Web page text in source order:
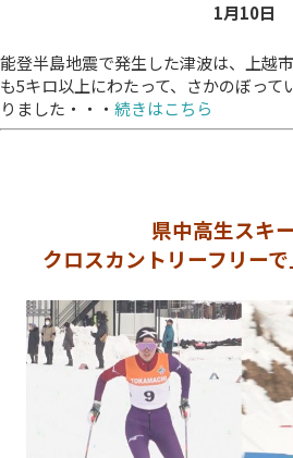
1月10日
能登半島地震で発生した津波は、上越
も5キロ以上にわたって、さかのぼっ
りました・・・ 続きはこちら
県中高生スキ
クロスカントリーフリー